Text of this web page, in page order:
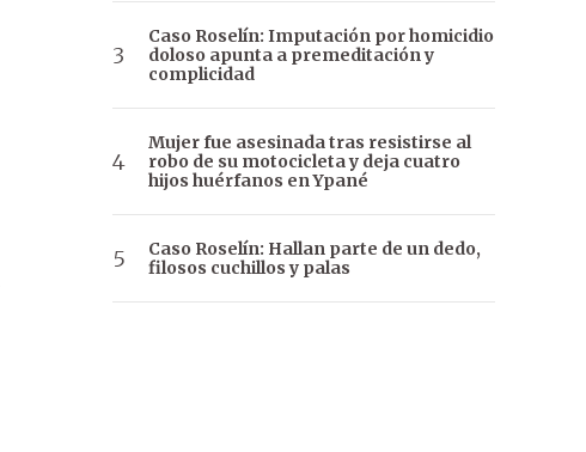
Caso Roselín: Imputación por homicidio
doloso apunta a premeditación y
complicidad
Mujer fue asesinada tras resistirse al
robo de su motocicleta y deja cuatro
hijos huérfanos en Ypané
Caso Roselín: Hallan parte de un dedo,
filosos cuchillos y palas